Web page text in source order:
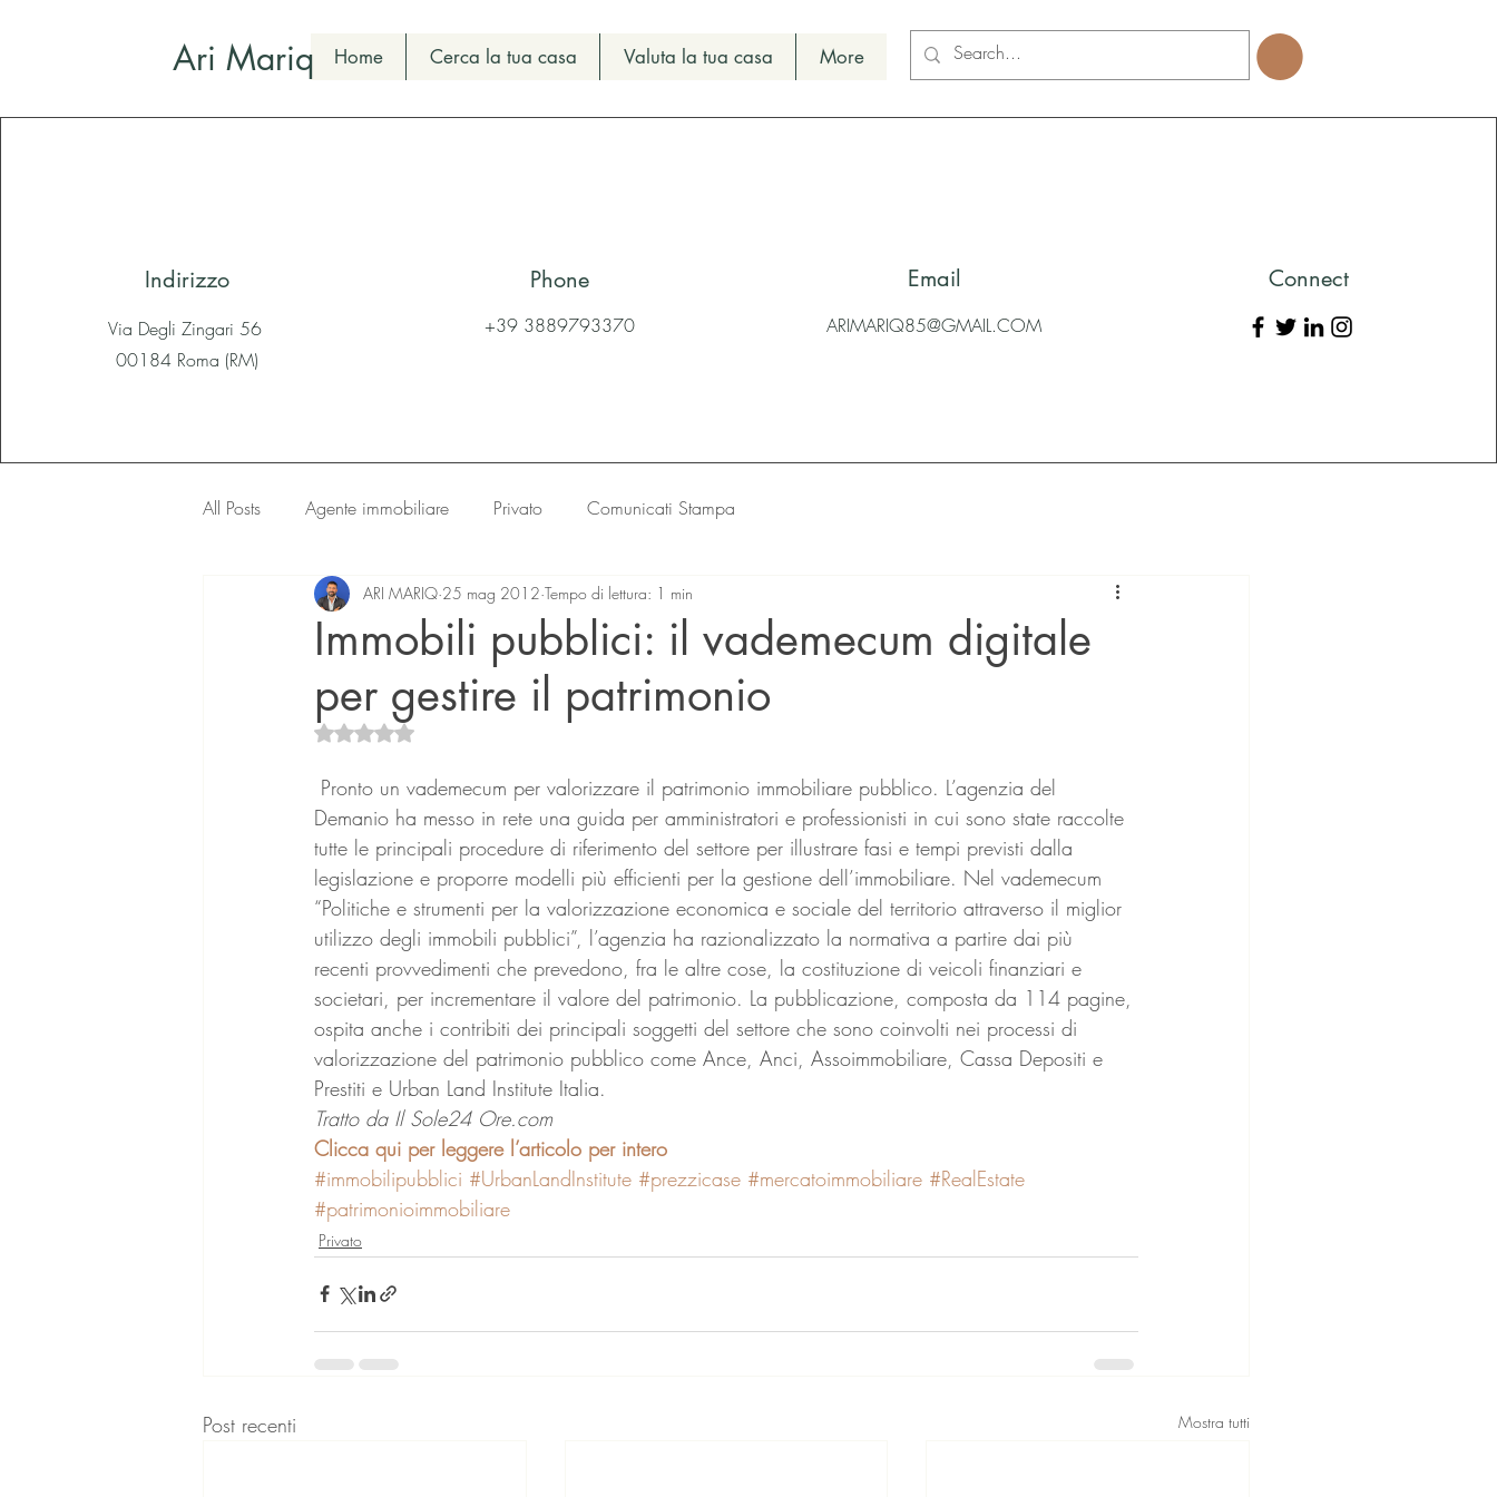
Ari Mariq Home Cerca la tua casa Valuta la tua casa More
Indirizzo
Via Degli Zingari 56
00184 Roma (RM)
Phone
+39 3889793370
Email
ARIMARIQ85@GMAIL.COM
Connect
All Posts Agente immobiliare Privato Comunicati Stampa
Immobili pubblici: il vademecum digitale
per gestire il patrimonio
ARI MARIQ 25 mag 2012 Tempo di lettura: 1 min
Valutazione NaN stelle su 5.
Demanio ha messo in rete una guida per amministratori e professionisti in cui sono state raccolte
tutte le principali procedure di riferimento del settore per illustrare fasi e tempi previsti dalla
legislazione e proporre modelli più efficienti per la gestione dell’immobiliare. Nel vademecum
“Politiche e strumenti per la valorizzazione economica e sociale del territorio attraverso il miglior
utilizzo degli immobili pubblici”, l’agenzia ha razionalizzato la normativa a partire dai più
recenti provvedimenti che prevedono, fra le altre cose, la costituzione di veicoli finanziari e
societari, per incrementare il valore del patrimonio. La pubblicazione, composta da 114 pagine,
ospita anche i contribiti dei principali soggetti del settore che sono coinvolti nei processi di
valorizzazione del patrimonio pubblico come Ance, Anci, Assoimmobiliare, Cassa Depositi e
Prestiti e Urban Land Institute Italia.
Tratto da Il Sole24 Ore.com
Clicca qui per leggere l’articolo per intero
#immobilipubblici #UrbanLandInstitute #prezzicase #mercatoimmobiliare #RealEstate
#patrimonioimmobiliare
Privato
Post recenti Mostra tutti